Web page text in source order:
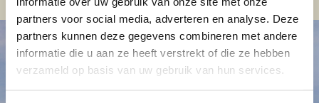
partners voor social media, adverteren en analyse. Deze
partners kunnen deze gegevens combineren met andere
informatie die u aan ze heeft verstrekt of die ze hebben
verzameld op basis van uw gebruik van hun services.